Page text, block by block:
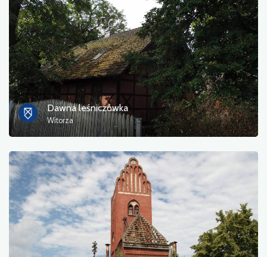
Dawna leśniczówka
Witorza